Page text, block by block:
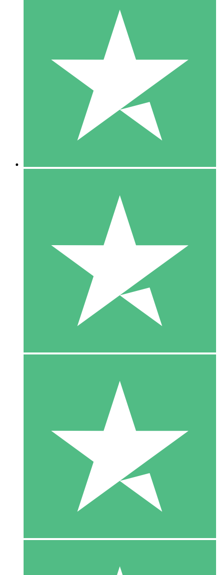
Paquetes de Créditos Individuales
Paga según el uso con créditos de descarga. Sin compromiso
10 00
10 Descargas
20 00